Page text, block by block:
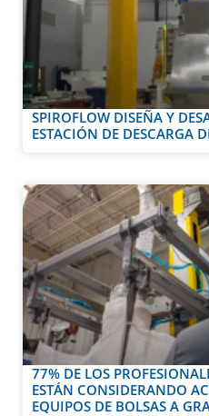
SPIROFLOW DISEÑA Y
ESTACIÓN DE DESCARGA
77% DE LOS
ESTÁN CONSIDERANDO
EQUIPOS DE BOLSAS A